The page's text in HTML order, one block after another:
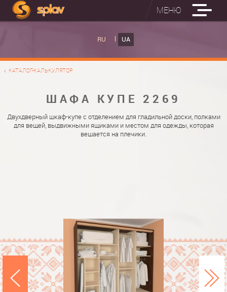
МЕНЮ
RU UA
КАТАЛОГ-КАЛЬКУЛЯТОР
ШАФА КУПЕ 2269
Двухдверный шкаф-купе с отделением для гладильной доски, полками
для вещей, выдвижными ящиками и местом для одежды, которая
вешается на плечики.
ВБУДОВАНІ ПРАСУВАЛЬНІ ДОШКИ
НАСТІННА ПРАСУВАЛЬНА ДОШКА "РУСАЛКА"
ФОТО ШАФ КУПЕ
МАТЕРІАЛИ
ФУРНІТУРА
КАТАЛОГИ ДВЕРЕЙ
ПРО НАС